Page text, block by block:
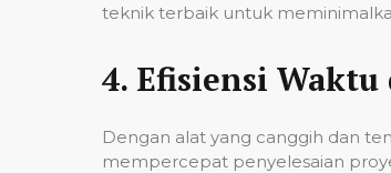
teknik terbaik untuk
4. Efisiensi Waktu
Dengan alat yang canggih dan
mempercepat penyelesaian